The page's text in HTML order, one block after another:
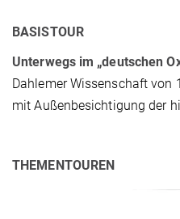
BASISTOUR
Unterwegs im „deutschen
Dahlemer Wissenschaft von
mit Außenbesichtigung der
THEMENTOUREN